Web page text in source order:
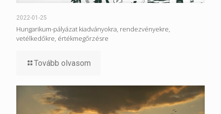
2022-01-25
Hungarikum-pályázat kiadványokra, rendezvényekre,
vetélkedőkre, értékmegőrzésre
Tovább olvasom